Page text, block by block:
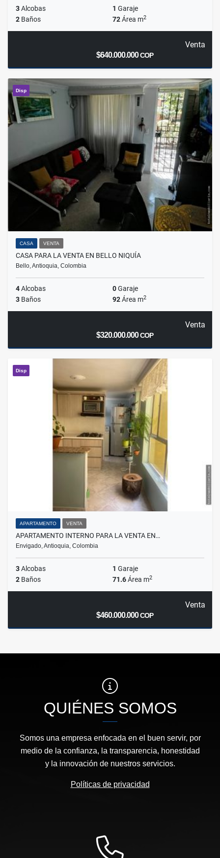
3Alcobas 1 Garaje
2 Baños 72Área m2
Venta
$640.000.000COP
Disp
CASA VENTA
CASA PARA LA VENTA EN BELLO NIQUÍA
Bello, Antioquia, Colombia
4Alcobas 0Garaje
3 Baños 92Área m2
Venta
$320.000.000COP
Disp
APARTAMENTO VENTA
APARTAMENTO INTERNO PARA LA VENTA EN…
Envigado, Antioquia, Colombia
3Alcobas 1 Garaje
2 Baños 71.6Área m2
Venta
$460.000.000COP
QUIÉNES SOMOS
Somos una empresa enfocada en el buen servir, por
medio de la confianza, la transparencia, honestidad
y la innovación de nuestros servicios.
Políticas de privacidad